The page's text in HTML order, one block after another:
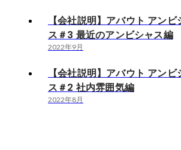
【会社説明】アバウト アンビ
ス＃3 最近のアンビシャス編
2022年9月
【会社説明】アバウト アンビ
ス＃2 社内雰囲気編
2022年8月